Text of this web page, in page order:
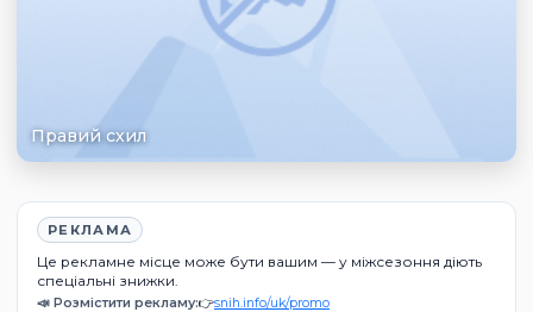
Правий схил
РЕКЛАМА
Це рекламне місце може бути вашим — у міжсезоння діють
спеціальні знижки.
📣 Розмістити рекламу:👉snih.info/uk/promo